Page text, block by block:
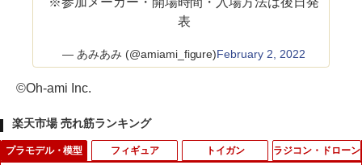
表
— あみあみ (@amiami_figure)February 2, 2022
©Oh-ami Inc.
楽天市場 売れ筋ランキング
プラモデル・模型 フィギュア トイガン ラジコン・ドローン